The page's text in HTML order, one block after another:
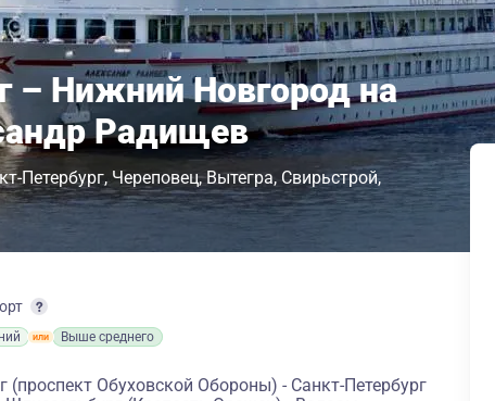
– Нижний Новгород на
Радищев
Петербург Череповец Вытегра Свирьстрой
Выше среднего
(проспект Обуховской Обороны) - Санкт-Петербург